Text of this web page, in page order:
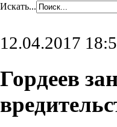
Искать...
12.04.2017
Гордеев